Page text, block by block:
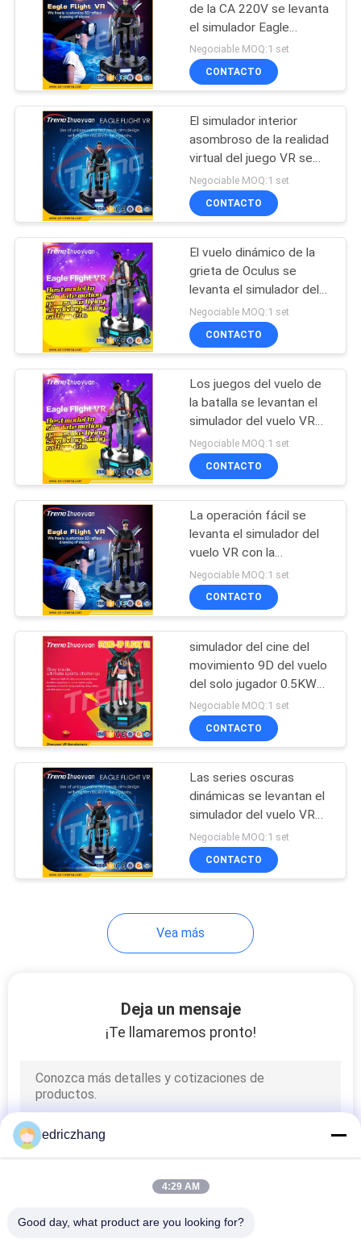
CONTÁCTENOS
MAPA
DEL
SITIO
PRIVACY
POLICY
Simulador del
tiroteo de Vr
VR Flight Simulator
115
Simulador de
deportes VR
42
Cine 5D 7D
El cine de asientos
en movimiento
Parque temático de
VR
de la CA 220V se levanta
el simulador Eagle
interactivo del
videojuego para el juego
Negociable MOQ:1 set
CONTACTO
El simulador interior
asombroso de la realidad
virtual del juego VR se
levanta la máquina de
Flight Simulator
Negociable MOQ:1 set
CONTACTO
El vuelo dinámico de la
grieta de Oculus se
levanta el simulador del
vuelo VR para el cine de
la película
Negociable MOQ:1 set
CONTACTO
Los juegos del vuelo de
la batalla se levantan el
simulador del vuelo VR
para la arcada/las
atracciones turísticas
Negociable MOQ:1 set
CONTACTO
La operación fácil se
levanta el simulador del
vuelo VR con la
plataforma eléctrica del
movimiento
Negociable MOQ:1 set
CONTACTO
simulador del cine del
movimiento 9D del vuelo
del solo jugador 0.5KW
en centro comercial
Negociable MOQ:1 set
CONTACTO
Las series oscuras
dinámicas se levantan el
simulador del vuelo VR
para Game Center
Negociable MOQ:1 set
CONTACTO
Vea más
Deja un mensaje
¡Te llamaremos pronto!
edriczhang
4:29 AM
Good day, what product are you looking for?